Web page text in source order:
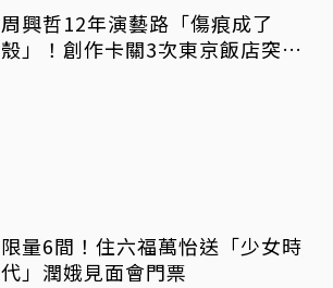
周興哲12年演藝路「傷痕成了
殼」！創作卡關3次東京飯店突找
限量6間！住六福萬怡送「少女時
代」潤娥見面會門票